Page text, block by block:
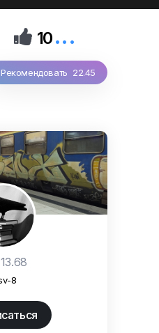
 10...
Рекомендовать 22.45
13.68
8